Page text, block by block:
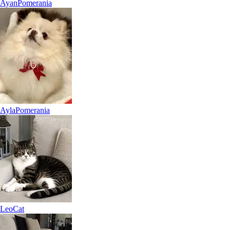
AyanPomerania
AylaPomerania
LeoCat